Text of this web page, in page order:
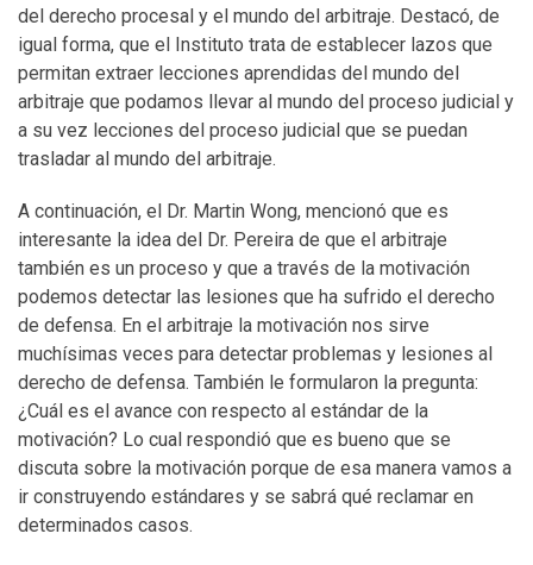
del derecho procesal y el mundo del arbitraje. Destacó, de
igual forma, que el Instituto trata de establecer lazos que
permitan extraer lecciones aprendidas del mundo del
arbitraje que podamos llevar al mundo del proceso judicial y
a su vez lecciones del proceso judicial que se puedan
trasladar al mundo del arbitraje.
A continuación, el Dr. Martin Wong, mencionó que es
interesante la idea del Dr. Pereira de que el arbitraje
también es un proceso y que a través de la motivación
podemos detectar las lesiones que ha sufrido el derecho
de defensa. En el arbitraje la motivación nos sirve
muchísimas veces para detectar problemas y lesiones al
derecho de defensa. También le formularon la pregunta:
¿Cuál es el avance con respecto al estándar de la
motivación? Lo cual respondió que es bueno que se
discuta sobre la motivación porque de esa manera vamos a
ir construyendo estándares y se sabrá qué reclamar en
determinados casos.